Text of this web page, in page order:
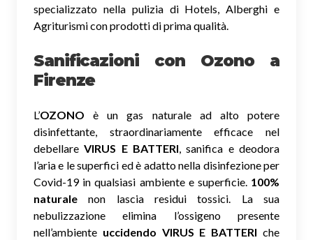
specializzato nella pulizia di Hotels, Alberghi e
Agriturismi con prodotti di prima qualità.
Sanificazioni con Ozono a
Firenze
L’OZONO è un gas naturale ad alto potere
disinfettante, straordinariamente efficace nel
debellareVIRUS E BATTERI, sanifica e deodora
l’aria e le superfici ed è adatto nella disinfezione per
Covid-19 in qualsiasi ambiente e superficie. 100%
naturale non lascia residui tossici. La sua
nebulizzazione elimina l’ossigeno presente
nell’ambiente uccidendo VIRUS E BATTERI che